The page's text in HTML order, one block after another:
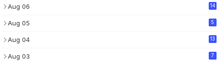
Aug 06 14
Aug 05 5
Aug 04 13
Aug 03 7